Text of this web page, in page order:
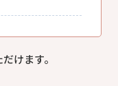
けます。